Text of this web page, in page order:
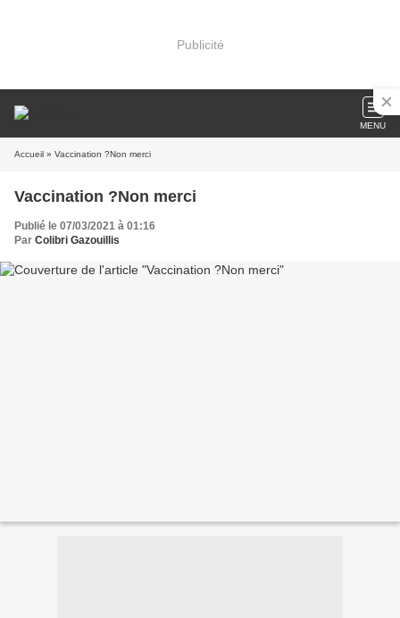
Publicité
MENU
Accueil » Vaccination ?Non merci
Vaccination ?Non merci
Publié le 07/03/2021 à 01:16
Par Colibri Gazouillis